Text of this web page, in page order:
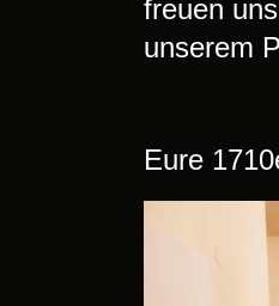
freuen
unserem
Eure